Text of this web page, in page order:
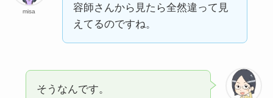
misa
容師さんから見たら全然違って見
えてるのですね。
そうなんです。